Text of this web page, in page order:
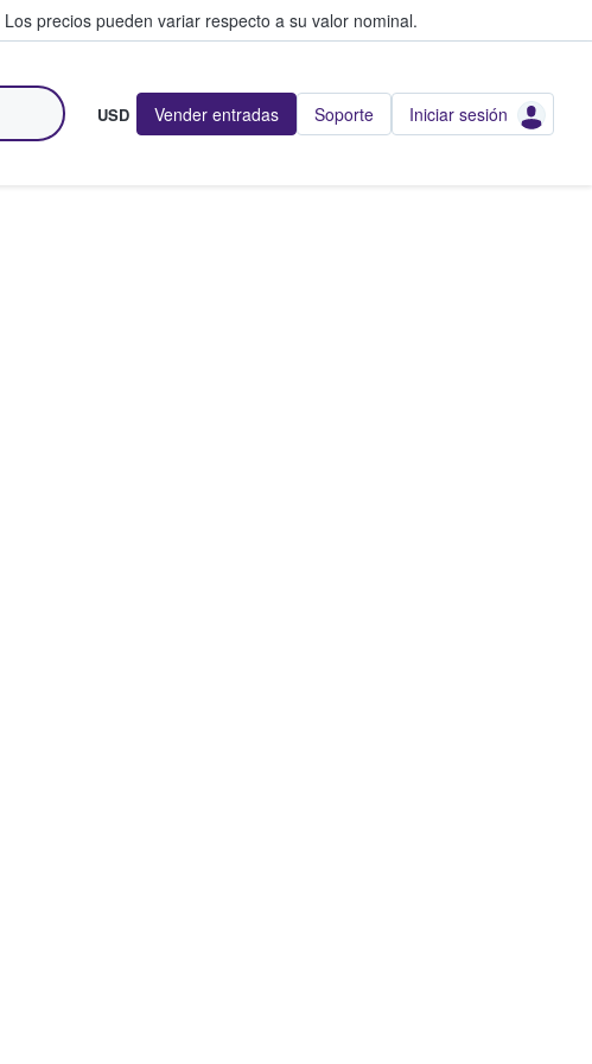
Los precios pueden variar respecto a su valor nominal.
USD Vender entradas Soporte Iniciar sesión